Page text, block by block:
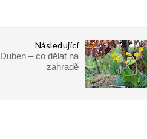
Následující
Duben – co dělat na
zahradě